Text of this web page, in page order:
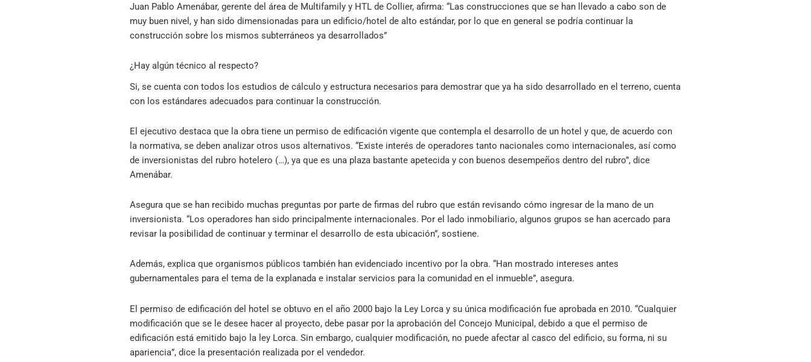
Juan Pablo Amenábar, gerente del área de Multifamily y HTL de Collier, afirma: “Las construcciones que se han llevado a cabo son de
muy buen nivel, y han sido dimensionadas para un edificio/hotel de alto estándar, por lo que en general se podría continuar la
construcción sobre los mismos subterráneos ya desarrollados”
¿Hay algún técnico al respecto?
Si, se cuenta con todos los estudios de cálculo y estructura necesarios para demostrar que ya ha sido desarrollado en el terreno, cuenta
con los estándares adecuados para continuar la construcción.
El ejecutivo destaca que la obra tiene un permiso de edificación vigente que contempla el desarrollo de un hotel y que, de acuerdo con
la normativa, se deben analizar otros usos alternativos. “Existe interés de operadores tanto nacionales como internacionales, así como
de inversionistas del rubro hotelero (…), ya que es una plaza bastante apetecida y con buenos desempeños dentro del rubro”, dice
Amenábar.
Asegura que se han recibido muchas preguntas por parte de firmas del rubro que están revisando cómo ingresar de la mano de un
inversionista. “Los operadores han sido principalmente internacionales. Por el lado inmobiliario, algunos grupos se han acercado para
revisar la posibilidad de continuar y terminar el desarrollo de esta ubicación”, sostiene.
Además, explica que organismos públicos también han evidenciado incentivo por la obra. “Han mostrado intereses antes
gubernamentales para el tema de la explanada e instalar servicios para la comunidad en el inmueble”, asegura.
El permiso de edificación del hotel se obtuvo en el año 2000 bajo la Ley Lorca y su única modificación fue aprobada en 2010. “Cualquier
modificación que se le desee hacer al proyecto, debe pasar por la aprobación del Concejo Municipal, debido a que el permiso de
edificación está emitido bajo la ley Lorca. Sin embargo, cualquier modificación, no puede afectar al casco del edificio, su forma, ni su
apariencia”, dice la presentación realizada por el vendedor.